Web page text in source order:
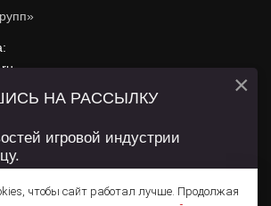
активная ссылка на
cookie, данные геолокации
вПолитике конфиденциальностии
чтобы сайт работал лучше. Продолжая
НА РАССЫЛКУ
игровой индустрии
×